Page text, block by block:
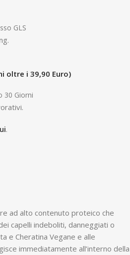
GLS
oltre i 39,90 Euro)
30 Giorni
.
ad alto contenuto proteico che
capelli indeboliti, danneggiati o
e Cheratina Vegane e alle
immediatamente all’interno della